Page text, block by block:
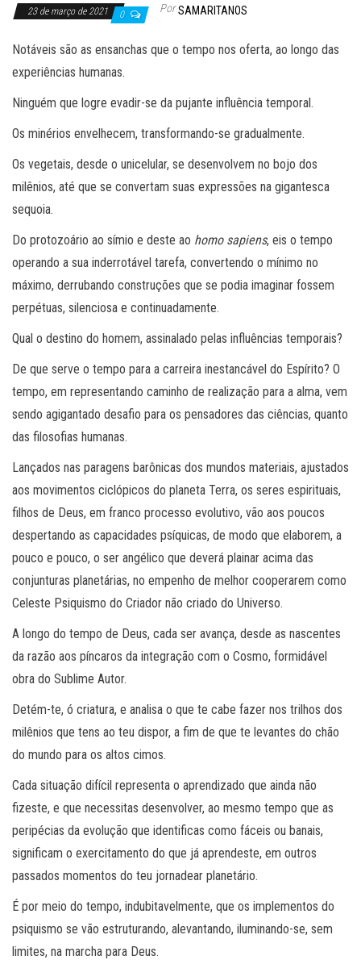
23 de março de 2021 0 Por SAMARITANOS
Notáveis são as ensanchas que o tempo nos oferta, ao longo das
experiências humanas.
Ninguém que logre evadir-se da pujante influência temporal.
Os minérios envelhecem, transformando-se gradualmente.
Os vegetais, desde o unicelular, se desenvolvem no bojo dos
milênios, até que se convertam suas expressões na gigantesca
sequoia.
Do protozoário ao símio e deste ao homo sapiens, eis o tempo
operando a sua inderrotável tarefa, convertendo o mínimo no
máximo, derrubando construções que se podia imaginar fossem
perpétuas, silenciosa e continuadamente.
Qual o destino do homem, assinalado pelas influências temporais?
De que serve o tempo para a carreira inestancável do Espírito? O
tempo, em representando caminho de realização para a alma, vem
sendo agigantado desafio para os pensadores das ciências, quanto
das filosofias humanas.
Lançados nas paragens barônicas dos mundos materiais, ajustados
aos movimentos ciclópicos do planeta Terra, os seres espirituais,
filhos de Deus, em franco processo evolutivo, vão aos poucos
despertando as capacidades psíquicas, de modo que elaborem, a
pouco e pouco, o ser angélico que deverá plainar acima das
conjunturas planetárias, no empenho de melhor cooperarem como
Celeste Psiquismo do Criador não criado do Universo.
A longo do tempo de Deus, cada ser avança, desde as nascentes
da razão aos píncaros da integração com o Cosmo, formidável
obra do Sublime Autor.
Detém-te, ó criatura, e analisa o que te cabe fazer nos trilhos dos
milênios que tens ao teu dispor, a fim de que te levantes do chão
do mundo para os altos cimos.
Cada situação difícil representa o aprendizado que ainda não
fizeste, e que necessitas desenvolver, ao mesmo tempo que as
peripécias da evolução que identificas como fáceis ou banais,
significam o exercitamento do que já aprendeste, em outros
passados momentos do teu jornadear planetário.
É por meio do tempo, indubitavelmente, que os implementos do
psiquismo se vão estruturando, alevantando, iluminando-se, sem
limites, na marcha para Deus.